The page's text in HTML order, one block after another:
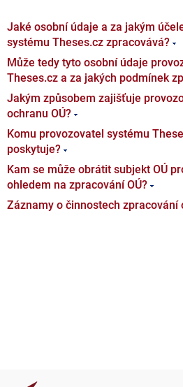
Jaké osobní údaje a za jakým
systému Theses.cz zpracovává?
Může tedy tyto osobní údaje
Theses.cz a za jakých podmínek
Jakým způsobem zajišťuje
ochranu OÚ?
Komu provozovatel systému
poskytuje?
Kam se může obrátit subjekt OÚ
ohledem na zpracování OÚ?
Záznamy o činnostech zpracování